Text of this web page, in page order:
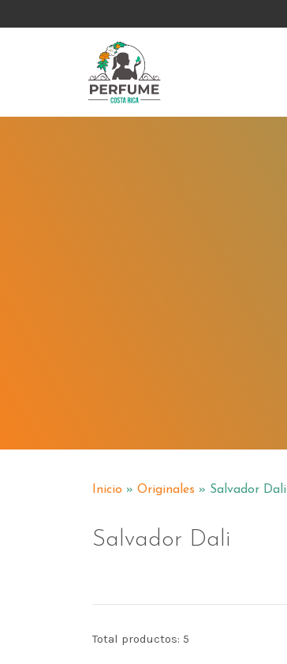
Inicio » Originales » Salvador Dali
Salvador Dali
Total productos: 5